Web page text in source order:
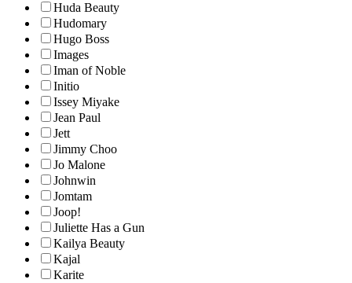
Huda Beauty
Hudomary
Hugo Boss
Images
Iman of Noble
Initio
Issey Miyake
Jean Paul
Jett
Jimmy Choo
Jo Malone
Johnwin
Jomtam
Joop!
Juliette Has a Gun
Kailya Beauty
Kajal
Karite